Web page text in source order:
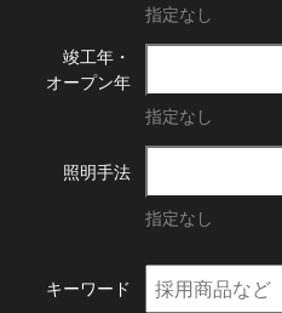
指定なし
竣工年・
オープン年
指定なし
照明手法
指定なし
キーワード